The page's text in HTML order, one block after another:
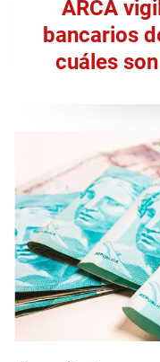
ARCA
bancarios
cuáles